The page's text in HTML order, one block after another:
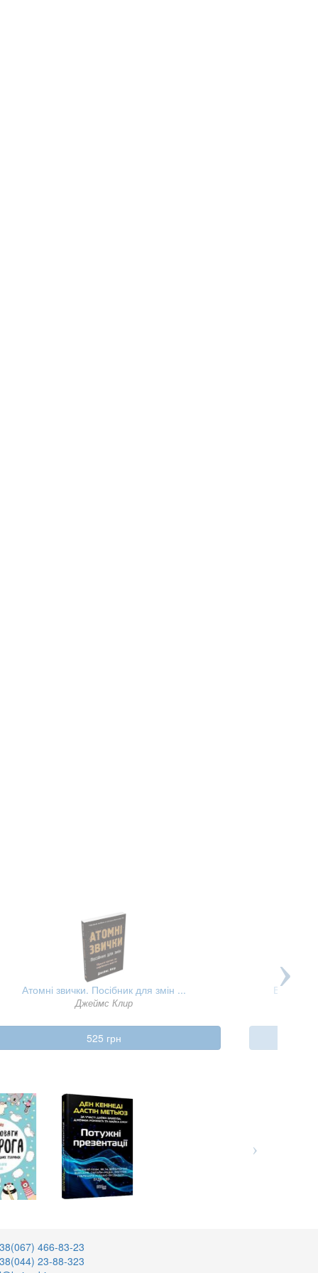
Атомні звички. Посібник для змін ...
Джеймс Клир
525 грн
Вісім
466-83-23
23-88-323